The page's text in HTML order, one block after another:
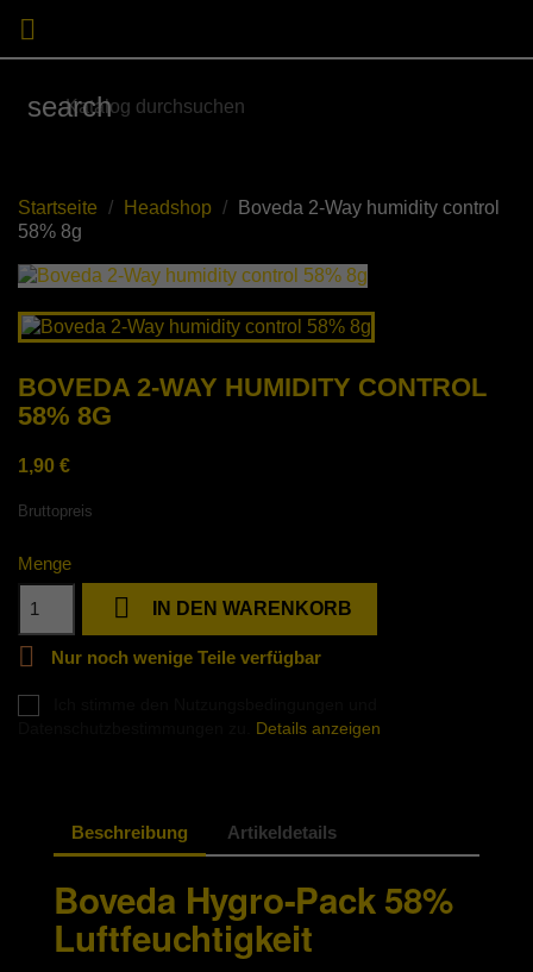

search
Startseite Headshop
Boveda 2-Way humidity control
58% 8g
BOVEDA 2-WAY HUMIDITY CONTROL
58% 8G
1,90 €
Bruttopreis
Menge
 IN DEN WARENKORB
 Nur noch wenige Teile verfügbar
Details anzeigen
Beschreibung Artikeldetails
Boveda Hygro-Pack 58%
Luftfeuchtigkeit